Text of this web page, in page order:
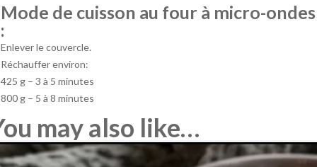
Mode de cuisson au four à micro-ondes
:
Enlever le couvercle.
Réchauffer environ:
425 g – 3 à 5 minutes
800 g – 5 à 8 minutes
may also like…